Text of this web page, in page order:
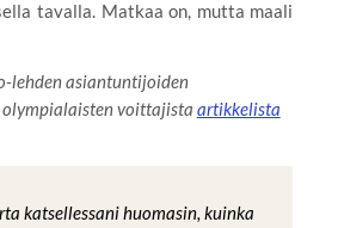
tavalla. Matkaa on, mutta maali
lehden asiantuntijoiden
olympialaisten voittajista artikkelista
katsellessani huomasin, kuinka